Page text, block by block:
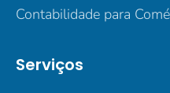
Contabilidade para
Serviços